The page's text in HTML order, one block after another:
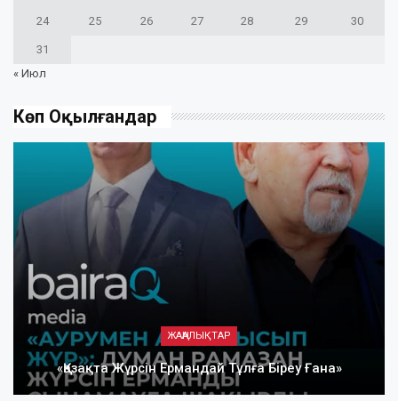
24 25 26 27 28 29 30
31
« Июл
Көп Оқылғандар
ЖАҢАЛЫҚТАР
«Қазақта Жүрсін Ермандай Тұлға Біреу Ғана»